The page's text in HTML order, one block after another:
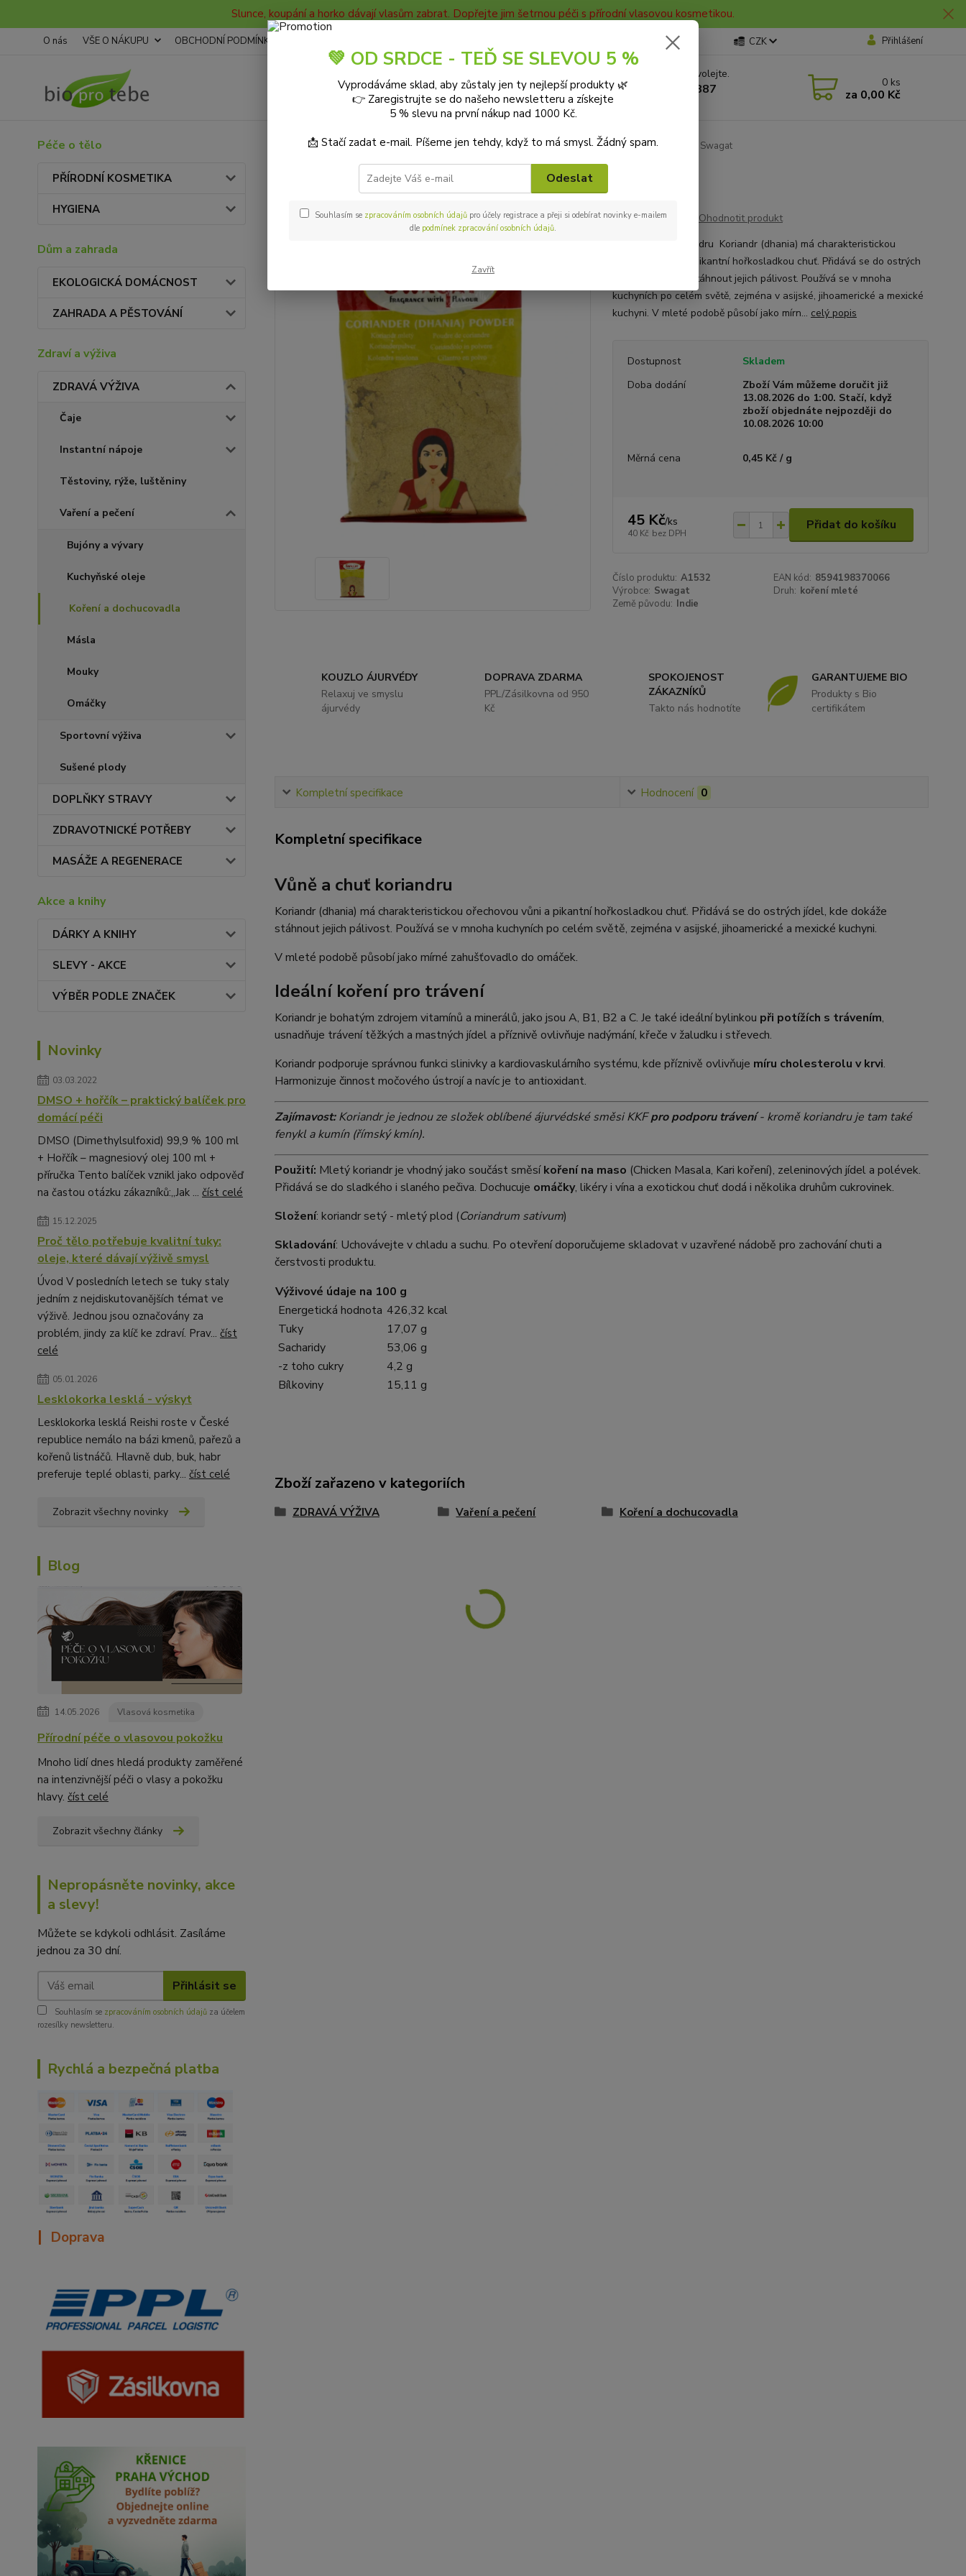
Slunce, koupání a horko dávají vlasům zabrat. Dopřejte jim šetrnou péči s přírodní vlasovou kosmetikou.
O nás VŠE O NÁKUPU OBCHODNÍ PODMÍNKY CZK Přihlášení
Hledat
Nevíte si rady? Zavolejte.
+420 606 912 887 0 ks
za 0,00 Kč
Péče o tělo
PŘÍRODNÍ KOSMETIKA
HYGIENA
Dům a zahrada
EKOLOGICKÁ DOMÁCNOST
ZAHRADA A PĚSTOVÁNÍ
Zdraví a výživa
ZDRAVÁ VÝŽIVA
Čaje
Instantní nápoje
Těstoviny, rýže, luštěniny
Vaření a pečení
Bujóny a vývary
Kuchyňské oleje
Koření a dochucovadla
Másla
Mouky
Omáčky
Sportovní výživa
Sušené plody
DOPLŇKY STRAVY
ZDRAVOTNICKÉ POTŘEBY
MASÁŽE A REGENERACE
Akce a knihy
DÁRKY A KNIHY
SLEVY - AKCE
VÝBĚR PODLE ZNAČEK
Novinky
03.03.2022
DMSO + hořčík – praktický balíček pro
domácí péči
DMSO (Dimethylsulfoxid) 99,9 % 100 ml
+ Hořčík – magnesiový olej 100 ml +
příručka Tento balíček vznikl jako odpověď
na častou otázku zákazníků:„Jak ... číst celé
15.12.2025
Proč tělo potřebuje kvalitní tuky:
oleje, které dávají výživě smysl
Úvod V posledních letech se tuky staly
jedním z nejdiskutovanějších témat ve
výživě. Jednou jsou označovány za
problém, jindy za klíč ke zdraví. Prav... číst
celé
05.01.2026
Lesklokorka lesklá - výskyt
Lesklokorka lesklá Reishi roste v České
republice nemálo na bázi kmenů, pařezů a
kořenů listnáčů. Hlavně dub, buk, habr
preferuje teplé oblasti, parky... číst celé
Zobrazit všechny novinky
Blog
14.05.2026 Vlasová kosmetika
Přírodní péče o vlasovou pokožku
Mnoho lidí dnes hledá produkty zaměřené
na intenzivnější péči o vlasy a pokožku
hlavy. číst celé
Zobrazit všechny články
Nepropásněte novinky, akce
a slevy!
Můžete se kdykoli odhlásit. Zasíláme
jednou za 30 dní.
Přihlásit se
Souhlasím se zpracováním osobních údajů za účelem
rozesílky newsletteru.
Rychlá a bezpečná platba
| Doprava
ZDRAVÁ VÝŽIVA Vaření a pečení Koření a dochucovadla Koriandr mletý 100 g Swagat
Koriandr mletý 100 g Swagat
Ohodnotit produkt
Vůně a chuť koriandru Koriandr (dhania) má charakteristickou
ořechovou vůni a pikantní hořkosladkou chuť. Přidává se do ostrých
jídel, kde dokáže stáhnout jejich pálivost. Používá se v mnoha
kuchyních po celém světě, zejména v asijské, jihoamerické a mexické
kuchyni. V mleté podobě působí jako mírn... celý popis
Dostupnost
Skladem
Doba dodání
Zboží Vám můžeme doručit již
13.08.2026 do 1:00. Stačí, když
zboží objednáte nejpozději do
10.08.2026 10:00
Měrná cena 0,45 Kč / g
45 Kč/ks
40 Kč bez DPH
Přidat do košíku
Číslo produktu: A1532 EAN kód: 8594198370066
Výrobce: Swagat Druh: koření mleté
Země původu: Indie
KOUZLO ÁJURVÉDY
Relaxuj ve smyslu
ájurvédy
DOPRAVA ZDARMA
PPL/Zásilkovna od 950
Kč
SPOKOJENOST
ZÁKAZNÍKŮ
Takto nás hodnotíte
GARANTUJEME BIO
Produkty s Bio
certifikátem
Kompletní specifikace Hodnocení 0
Kompletní specifikace
Vůně a chuť koriandru
Koriandr (dhania) má charakteristickou ořechovou vůni a pikantní hořkosladkou chuť. Přidává se do ostrých jídel, kde dokáže
stáhnout jejich pálivost. Používá se v mnoha kuchyních po celém světě, zejména v asijské, jihoamerické a mexické kuchyni.
V mleté podobě působí jako mírné zahušťovadlo do omáček.
Ideální koření pro trávení
Koriandr je bohatým zdrojem vitamínů a minerálů, jako jsou A, B1, B2 a C. Je také ideální bylinkou při potížích s trávením,
usnadňuje trávení těžkých a mastných jídel a příznivě ovlivňuje nadýmání, křeče v žaludku i střevech.
Koriandr podporuje správnou funkci slinivky a kardiovaskulárního systému, kde příznivě ovlivňuje míru cholesterolu v krvi.
Harmonizuje činnost močového ústrojí a navíc je to antioxidant.
Zajímavost:Koriandr je jednou ze složek oblíbené ájurvédskésměsi KKF pro podporu trávení- kromě koriandru je tam také
fenykl a kumín (římský kmín).
Použití: Mletý koriandr je vhodný jako součást směsíkoření na maso (Chicken Masala, Kari koření), zeleninových jídel a polévek.
Přidává se do sladkého i slaného pečiva. Dochucuje omáčky, likéry i vína a exotickou chuť dodá i několika druhům cukrovinek.
Složení: koriandr setý - mletý plod (Coriandrum sativum)
Skladování: Uchovávejte v chladu a suchu. Po otevření doporučujeme skladovat v uzavřené nádobě pro zachování chuti a
čerstvosti produktu.
Výživové údaje na 100 g
Energetická hodnota 426,32 kcal
Tuky
17,07 g
Sacharidy
53,06 g
-z toho cukry
4,2 g
Bílkoviny
15,11 g
Zboží zařazeno v kategoriích
ZDRAVÁ VÝŽIVA Vaření a pečení Koření a dochucovadla
💚 OD SRDCE - TEĎ SE SLEVOU 5 %
Vyprodáváme sklad, aby zůstaly jen ty nejlepší produkty 🌿
👉 Zaregistrujte se do našeho newsletteru a získejte
5 % slevu na první nákup nad 1000 Kč.
📩 Stačí zadat e-mail. Píšeme jen tehdy, když to má smysl. Žádný spam.
Odeslat
Souhlasím se zpracováním osobních údajůpro účely registrace a přeji si odebírat novinky e-mailem
dle podmínek zpracování osobních údajů.
Zavřít